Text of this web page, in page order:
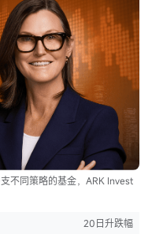
不同策略的基金，ARK Invest
20日升跌幅